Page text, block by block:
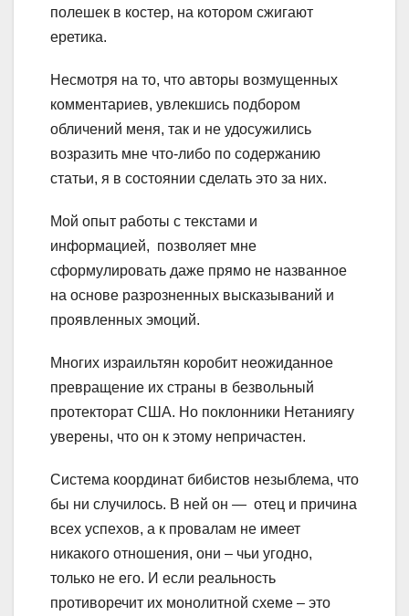
полешек в костер, на котором сжигают
еретика.
Несмотря на то, что авторы возмущенных
комментариев, увлекшись подбором
обличений меня, так и не удосужились
возразить мне что-либо по содержанию
статьи, я в состоянии сделать это за них.
Мой опыт работы с текстами и
информацией, позволяет мне
сформулировать даже прямо не названное
на основе разрозненных высказываний и
проявленных эмоций.
Многих израильтян коробит неожиданное
превращение их страны в безвольный
протекторат США. Но поклонники Нетаниягу
уверены, что он к этому непричастен.
Система координат бибистов незыблема, что
бы ни случилось. В ней он — отец и причина
всех успехов, а к провалам не имеет
никакого отношения, они – чьи угодно,
только не его. И если реальность
противоречит их монолитной схеме – это